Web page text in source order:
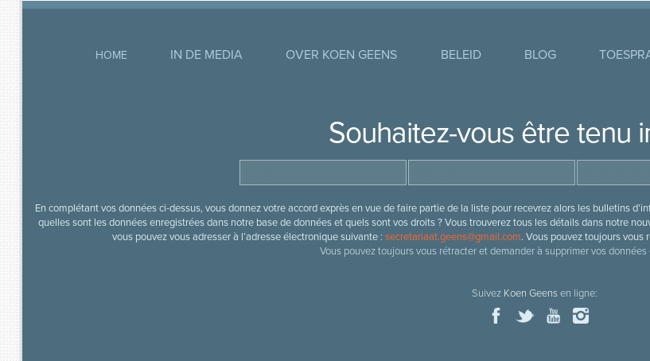
HOME IN DE MEDIA OVER KOEN GEENS BELEID BLOG
Souhaitez-vous être tenu
En complétant vos données ci-dessus, vous donnez votre accord exprès en vue de faire partie de la liste pour recevrez alors les bulletins
quelles sont les données enregistrées dans notre base de données et quels sont vos droits ? Vous trouverez tous les détails dans notre
vous pouvez vous adresser à l’adresse électronique suivante : secretariaat.geens@gmail.com. Vous pouvez toujours vous
Vous pouvez toujours vous rétracter et demander à supprimer vos
Suivez Koen Geensen ligne: